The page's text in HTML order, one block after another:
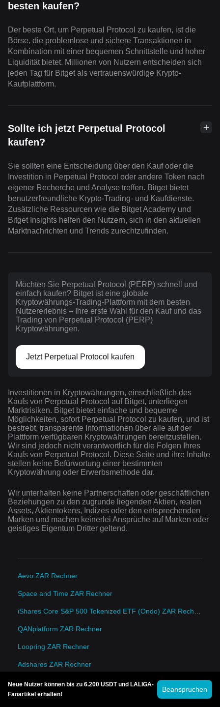
besten kaufen?
Der beste Ort, um Perpetual Protocol zu kaufen, ist die
Börse, die problemlose und sichere Transaktionen in
Kombination mit einer bequemen Schnittstelle und hoher
Liquidität bietet. Millionen von Nutzern entscheiden sich
jeden Tag für Bitget als vertrauenswürdige Krypto-
Kaufplattform.
Sollte ich jetzt Perpetual Protocol
kaufen?
Sie sollten eine Entscheidung über den Kauf oder die
Investition in Perpetual Protocol oder andere Token nach
eigener Recherche und Analyse treffen. Bitget bietet
benutzerfreundliche Krypto-Trading- und Kaufdienste.
Zusätzliche Ressourcen wie die Bitget Academy und
Bitget Insights helfen den Nutzern, sich in den aktuellen
Marktnachrichten und Trends zurechtzufinden.
Möchten Sie Perpetual Protocol (PERP) schnell und
einfach kaufen? Bitget ist eine globale
Kryptowährungs-Trading-Plattform mit dem besten
Nutzererlebnis – Ihre erste Wahl für den Kauf und das
Trading von Perpetual Protocol (PERP)
Kryptowährungen.
Jetzt Perpetual Protocol kaufen
Investitionen in Kryptowährungen, einschließlich des
Kaufs von Perpetual Protocol auf Bitget, unterliegen
Marktrisiken. Bitget bietet einfache und bequeme
Möglichkeiten, sofort Perpetual Protocol zu kaufen, und ist
bestrebt, transparente Informationen über alle auf der
Plattform verfügbaren Kryptowährungen bereitzustellen.
Wir sind jedoch nicht verantwortlich für die Folgen Ihres
Kaufs von Perpetual Protocol. Diese Seite und ihre Inhalte
stellen keine Befürwortung einer bestimmten
Kryptowährung oder Erwerbsmethode dar.
Wir unterhalten keine Partnerschaften oder geschäftlichen
Beziehungen zu den zugrunde liegenden Aktien, realen
Assets, Aktientokens, Indizes oder den entsprechenden
Marken und machen keinerlei Ansprüche auf Marken oder
geistiges Eigentum Dritter geltend.
Aevo ZAR Rechner
Space and Time ZAR Rechner
iShares Core S&P 500 Tokenized ETF (Ondo) ZAR Rechner
QANplatform ZAR Rechner
Loopring ZAR Rechner
Adshares ZAR Rechner
MediBloc ZAR Rechner
Neue Nutzer können bis zu 6.200 USDT und LALIGA-
Fanartikel erhalten!
Beanspruchen